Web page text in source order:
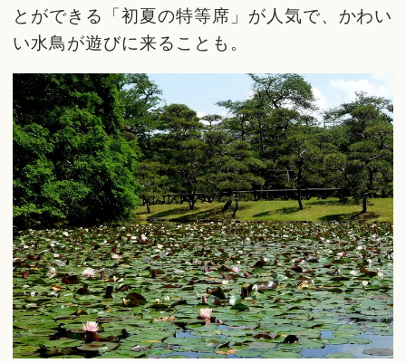
とができる「初夏の特等席」が人気で、かわい
い水鳥が遊びに来ることも。